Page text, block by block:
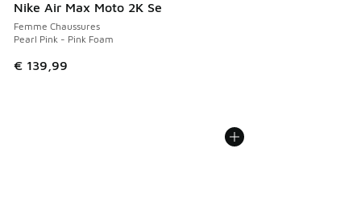
Nike Air Max Moto 2K Se
Femme Chaussures
Pearl Pink - Pink Foam
€ 139,99